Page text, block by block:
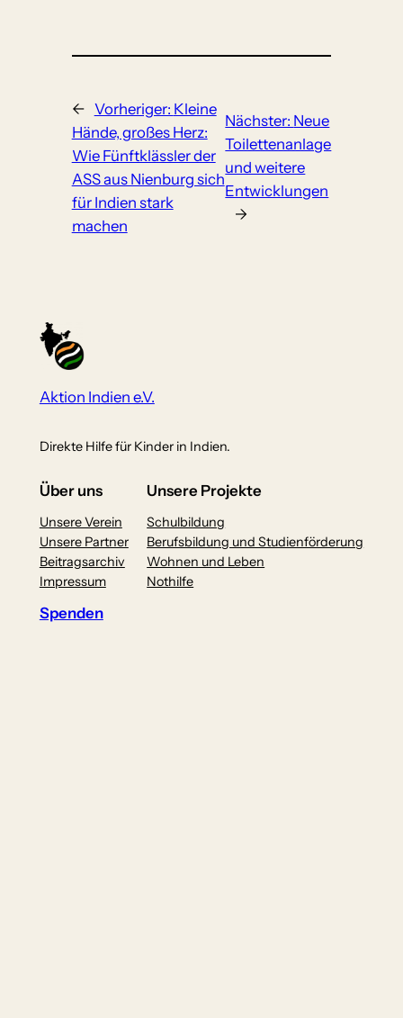
← Vorheriger: Kleine
Hände, großes Herz:
Wie Fünftklässler der
ASS aus Nienburg sich
für Indien stark
machen
Nächster: Neue
Toilettenanlage
und weitere
Entwicklungen
→
Aktion Indien e.V.
Direkte Hilfe für Kinder in Indien.
Über uns
Unsere Verein
Unsere Partner
Beitragsarchiv
Impressum
Unsere Projekte
Schulbildung
Berufsbildung und Studienförderung
Wohnen und Leben
Nothilfe
Spenden